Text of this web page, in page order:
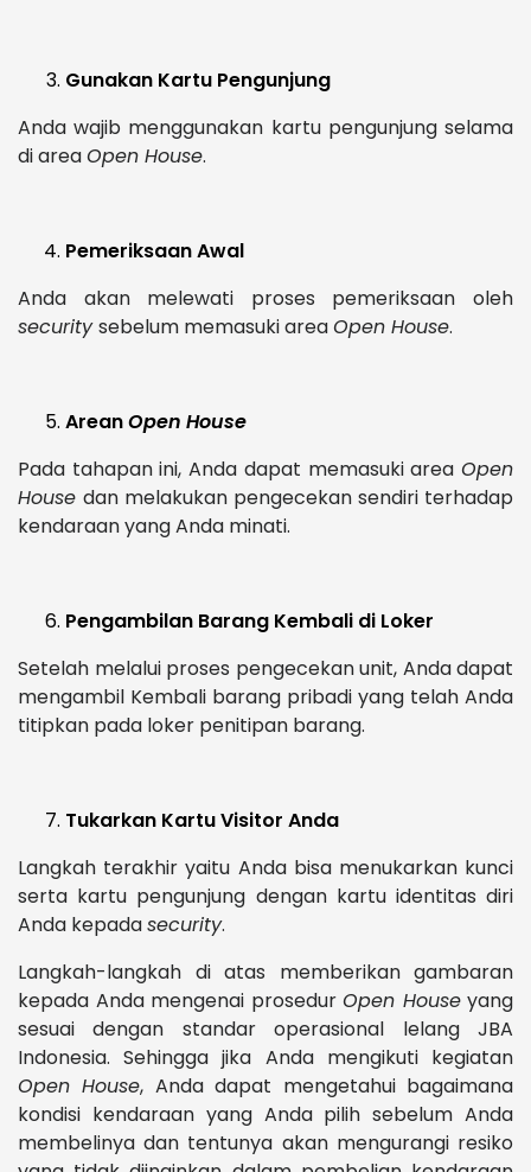
Gunakan Kartu Pengunjung
Anda wajib menggunakan kartu pengunjung selama
di areaOpen House.
Pemeriksaan Awal
Anda akan melewati proses pemeriksaan oleh
securitysebelum memasuki areaOpen House.
AreanOpen House
Pada tahapan ini, Anda dapat memasuki area Open
House dan melakukan pengecekan sendiri terhadap
kendaraan yang Anda minati.
Pengambilan Barang Kembali di Loker
Setelah melalui proses pengecekan unit, Anda dapat
mengambil Kembali barang pribadi yang telah Anda
titipkan pada loker penitipan barang.
Tukarkan Kartu Visitor Anda
Langkah terakhir yaitu Anda bisa menukarkan kunci
serta kartu pengunjung dengan kartu identitas diri
Anda kepadasecurity.
Langkah-langkah di atas memberikan gambaran
kepada Anda mengenai prosedur Open Houseyang
sesuai dengan standar operasional lelang JBA
Indonesia. Sehingga jika Anda mengikuti kegiatan
Open House, Anda dapat mengetahui bagaimana
kondisi kendaraan yang Anda pilih sebelum Anda
membelinya dan tentunya akan mengurangi resiko